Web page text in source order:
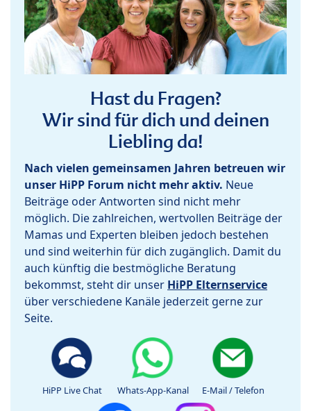
Hast du Fragen?
Wir sind für dich und deinen
Liebling da!
Nach vielen gemeinsamen Jahren betreuen wir
unser HiPP Forum nicht mehr aktiv. Neue
Beiträge oder Antworten sind nicht mehr
möglich. Die zahlreichen, wertvollen Beiträge der
Mamas und Experten bleiben jedoch bestehen
und sind weiterhin für dich zugänglich. Damit du
auch künftig die bestmögliche Beratung
bekommst, steht dir unser HiPP Elternservice
über verschiedene Kanäle jederzeit gerne zur
Seite.
HiPP Live Chat Whats-App-Kanal E-Mail / Telefon